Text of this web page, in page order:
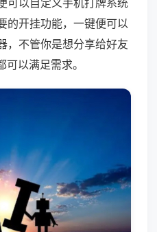
可以自定义手机打牌系统
的开挂功能，一键便可以
，不管你是想分享给好友
以满足需求。